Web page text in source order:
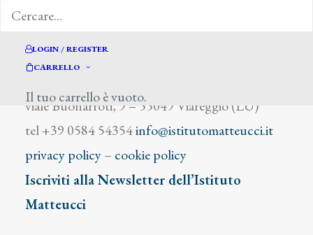
LOGIN / REGISTER
CARRELLO
Il tuo carrello è vuoto.
viale Buonarroti, 9 – 55049 Viareggio (LU)
tel +39 0584 54354info@istitutomatteucci.it
privacy policy– cookie policy
Iscriviti alla Newsletter dell’Istituto
Matteucci